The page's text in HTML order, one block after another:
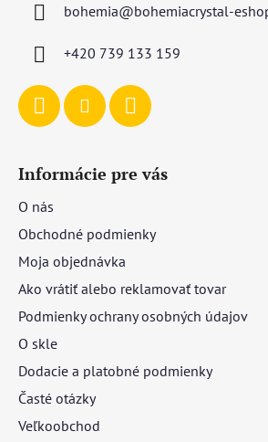
bohemia@bohemiacrystal-
+420 739 133 159
Informácie pre vás
O nás
Obchodné podmienky
Moja objednávka
Ako vrátiť alebo reklamovať tovar
Podmienky ochrany osobných údajov
O skle
Dodacie a platobné podmienky
Časté otázky
Veľkoobchod